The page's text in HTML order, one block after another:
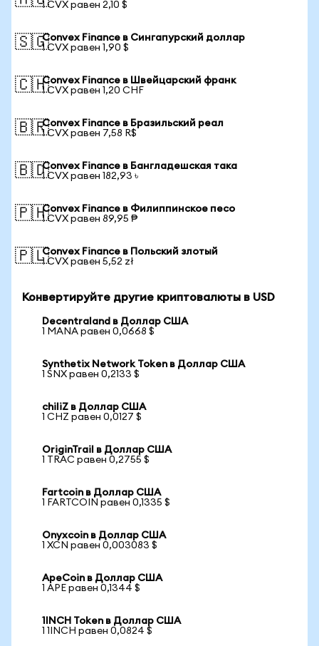
1 CVX равен 2,10 $
🇸🇬Convex Finance в Сингапурский доллар
1 CVX равен 1,90 $
🇨🇭Convex Finance в Швейцарский франк
1 CVX равен 1,20 CHF
🇧🇷Convex Finance в Бразильский реал
1 CVX равен 7,58 R$
🇧🇩Convex Finance в Бангладешская така
1 CVX равен 182,93 ৳
🇵🇭Convex Finance в Филиппинское песо
1 CVX равен 89,95 ₱
🇵🇱Convex Finance в Польский злотый
1 CVX равен 5,52 zł
Конвертируйте другие криптовалюты в USD
Decentraland в Доллар США
1 MANA равен 0,0668 $
Synthetix Network Token в Доллар США
1 SNX равен 0,2133 $
chiliZ в Доллар США
1 CHZ равен 0,0127 $
OriginTrail в Доллар США
1 TRAC равен 0,2755 $
Fartcoin в Доллар США
1 FARTCOIN равен 0,1335 $
Onyxcoin в Доллар США
1 XCN равен 0,003083 $
ApeCoin в Доллар США
1 APE равен 0,1344 $
1INCH Token в Доллар США
1 1INCH равен 0,0824 $